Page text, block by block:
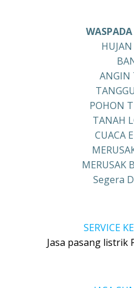
ANGIN
POHON
TANAH
CUACA
MERUSAK
Segera
SERVICE
Jasa pasang listrik